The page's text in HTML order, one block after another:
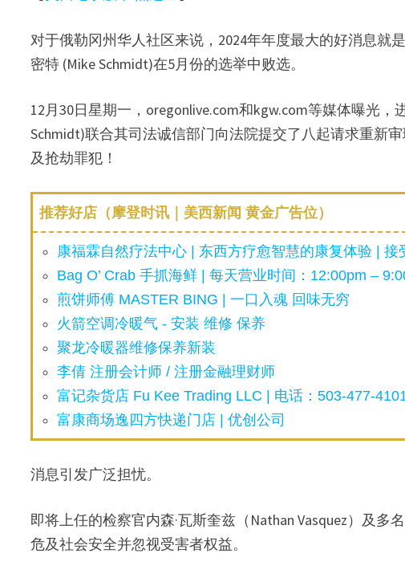
对于俄勒冈州华人社区来说，2024年年度最大的好消息就
密特 (Mike Schmidt)在5月份的选举中败选。
12月30日星期一，oregonlive.com和kgw.com等媒体曝光
Schmidt)联合其司法诚信部门向法院提交了八起请求重新
及抢劫罪犯！
推荐好店（摩登时讯｜美西新闻 黄金广告位）
康福霖自然疗法中心 | 东西方疗愈智慧的康复体验 | 接
Bag O’ Crab 手抓海鲜 | 每天营业时间：12:00pm –
煎饼师傅 MASTER BING | 一口入魂 回味无穷
火箭空调冷暖气 - 安装 维修 保养
聚龙冷暖器维修保养新装
李倩 注册会计师 / 注册金融理财师
富记杂货店 Fu Kee Trading LLC | 电话：503-477-
富康商场逸四方快递门店 | 优创公司
消息引发广泛担忧。
即将上任的检察官内森·瓦斯奎兹（Nathan Vasquez）及
危及社会安全并忽视受害者权益。